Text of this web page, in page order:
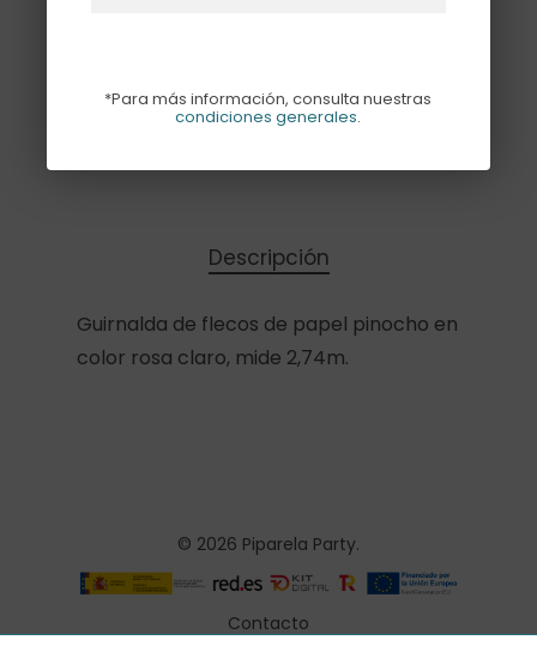
Añadir Al Carrito
Descripción
Guirnalda de flecos de papel pinocho en
color rosa claro, mide 2,74m.
© 2026 Piparela Party.
Contacto
*Para más información, consulta nuestras
condiciones generales.